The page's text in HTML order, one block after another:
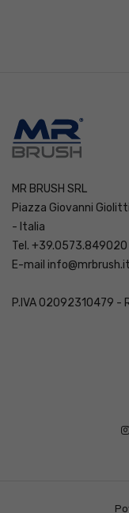
MR BRUSH SRL
Piazza Giovanni
- Italia
Tel. +39.0573.849020
E-mail info@mrbrush.it
P.IVA 02092310479 -